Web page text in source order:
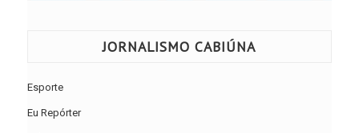
JORNALISMO CABIÚNA
Esporte
Eu Repórter